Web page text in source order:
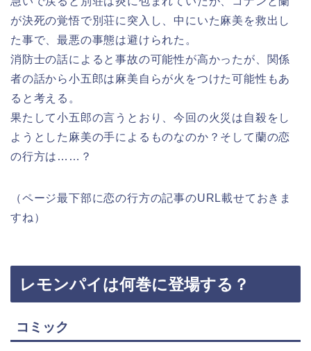
が決死の覚悟で別荘に突入し、中にいた麻美を救出し
た事で、最悪の事態は避けられた。
消防士の話によると事故の可能性が高かったが、関係
者の話から小五郎は麻美自らが火をつけた可能性もあ
ると考える。
果たして小五郎の言うとおり、今回の火災は自殺をし
ようとした麻美の手によるものなのか？そして蘭の恋
の行方は……？
（ページ最下部に恋の行方の記事のURL載せておきま
すね）
レモンパイは何巻に登場する？
コミック